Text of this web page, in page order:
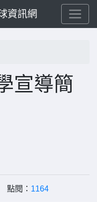
資訊網
宣導簡
點閱： 1164